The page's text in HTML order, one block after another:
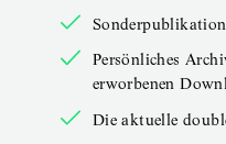
Persönliches
erworbenen
Die aktuelle